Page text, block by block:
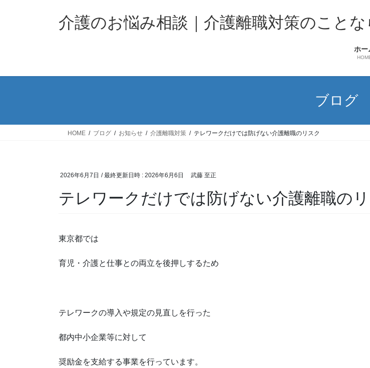
ス
ン
介護のお悩み相談｜介護離職対策のこ
ホー
ブログ
HOME ブログ お知らせ 介護離職対策 テレワークだけでは防げない介護離職のリスク
2026年6月7日 / 最終更新日時 : 2026年6月6日 武藤 至正
テレワークだけでは防げない介護離職の
東京都では
育児・介護と仕事との両立を後押しするため
テレワークの導入や規定の見直しを行った
都内中小企業等に対して
奨励金を支給する事業を行っています。